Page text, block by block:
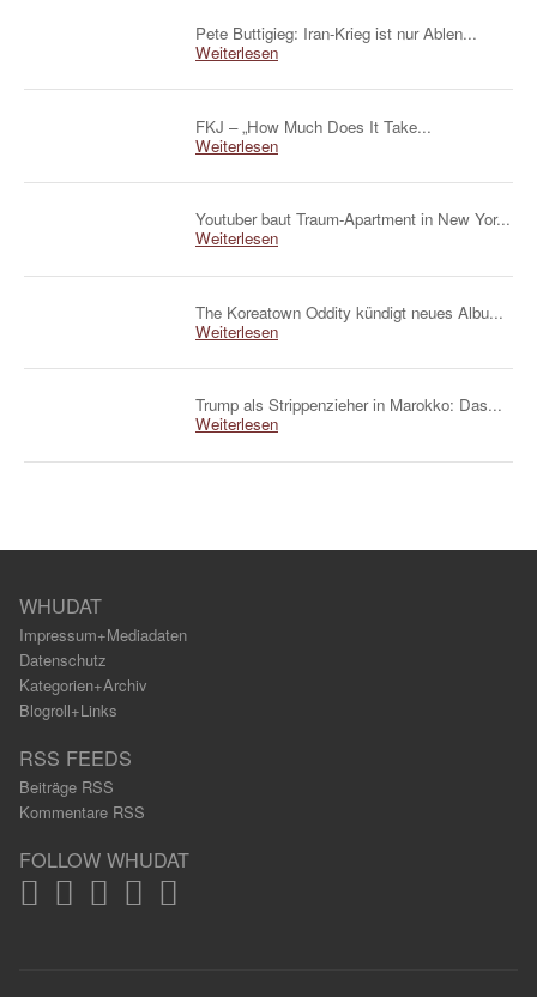
Pete Buttigieg: Iran-Krieg ist nur Ablen...
Weiterlesen
FKJ – „How Much Does It Take...
Weiterlesen
Youtuber baut Traum-Apartment in New Yor...
Weiterlesen
The Koreatown Oddity kündigt neues Albu...
Weiterlesen
Trump als Strippenzieher in Marokko: Das...
Weiterlesen
WHUDAT
Impressum+Mediadaten
Datenschutz
Kategorien+Archiv
Blogroll+Links
RSS FEEDS
Beiträge RSS
Kommentare RSS
FOLLOW WHUDAT